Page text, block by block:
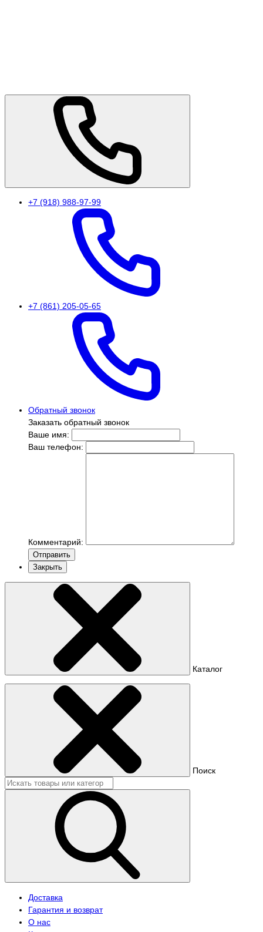
+7 (918) 988-97-99
+7 (861) 205-05-65
Обратный звонок
Заказать обратный звонок
Ваше имя:
Ваш телефон:
Комментарий:
Отправить
Закрыть
Каталог
Поиск
Доставка
Гарантия и возврат
О нас